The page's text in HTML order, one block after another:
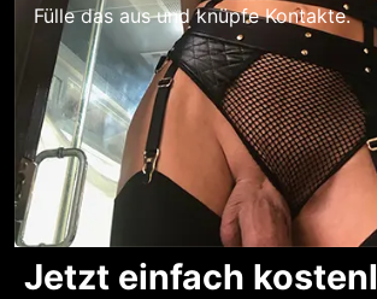
Fülle das aus und knüpfe Kontakte.
Jetzt einfach